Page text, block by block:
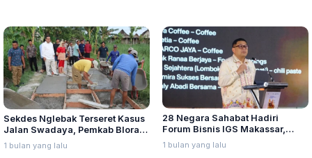
Sekdes Nglebak Terseret Kasus
Jalan Swadaya, Pemkab Blora
Sebut Pendampingan Hukum
Bukan Kewenangannya
1 bulan yang lalu
28 Negara Sahabat Hadiri
Forum Bisnis IGS Makassar,
Munafri Tawarkan Investasi
Stadion Untia
1 bulan yang lalu